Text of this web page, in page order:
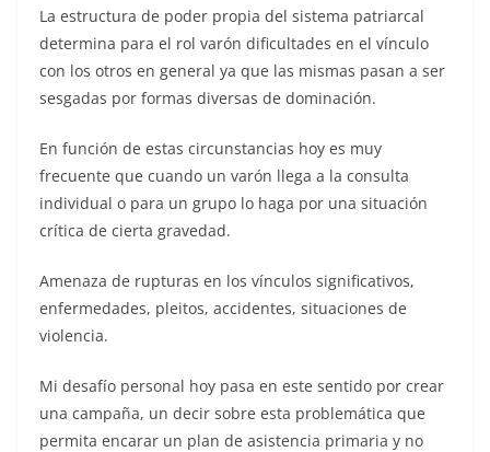
La estructura de poder propia del sistema patriarcal
determina para el rol varón dificultades en el vínculo
con los otros en general ya que las mismas pasan a ser
sesgadas por formas diversas de dominación.
En función de estas circunstancias hoy es muy
frecuente que cuando un varón llega a la consulta
individual o para un grupo lo haga por una situación
crítica de cierta gravedad.
Amenaza de rupturas en los vínculos significativos,
enfermedades, pleitos, accidentes, situaciones de
violencia.
Mi desafío personal hoy pasa en este sentido por crear
una campaña, un decir sobre esta problemática que
permita encarar un plan de asistencia primaria y no